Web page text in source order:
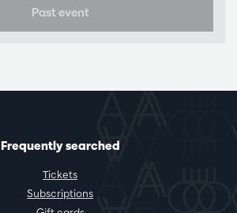
Past event
Frequently searched
Tickets
Subscriptions